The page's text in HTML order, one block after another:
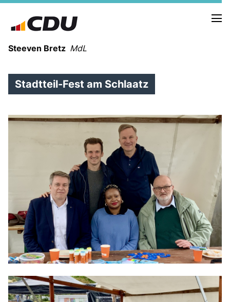
Steeven Bretz MdL
VITA
WAHLKREISBESUCHE
PRESSEFOTOS
MEIN BÜRGERBÜRO
MEIN WAHLKREIS
ZIELE
Redebeiträge
Anträge CDU
Kleine Anfragen
CDU Deutschland
CDU Fraktion im Brandenburger Landtag
Stadtteil-Fest am Schlaatz